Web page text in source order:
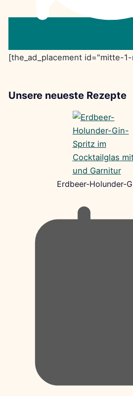
[the_ad_placement id="mitte-
Unsere neueste Rezepte
Erdbeer-Holunder-